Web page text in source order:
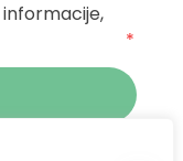
*